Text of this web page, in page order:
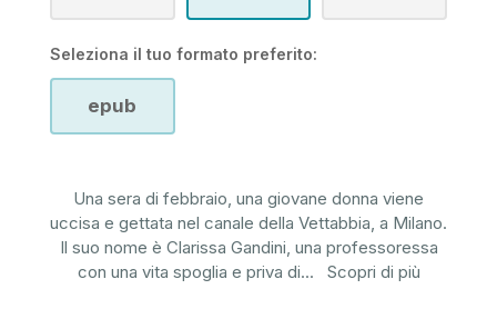
Seleziona il tuo formato preferito:
epub
Una sera di febbraio, una giovane donna viene
uccisa e gettata nel canale della Vettabbia, a Milano.
Il suo nome è Clarissa Gandini, una professoressa
con una vita spoglia e priva di... Scopri di più